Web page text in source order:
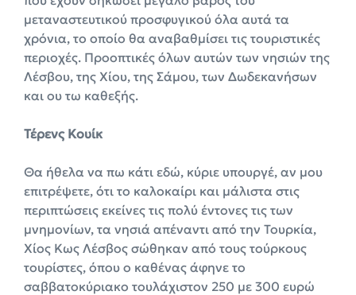
μεταναστευτικού προσφυγικού όλα αυτά τα
χρόνια, το οποίο θα αναβαθμίσει τις τουριστικές
περιοχές. Προοπτικές όλων αυτών των νησιών της
Λέσβου, της Χίου, της Σάμου, των Δωδεκανήσων
και ου τω καθεξής.
Τέρενς Κουίκ
Θα ήθελα να πω κάτι εδώ, κύριε υπουργέ, αν μου
επιτρέψετε, ότι το καλοκαίρι και μάλιστα στις
περιπτώσεις εκείνες τις πολύ έντονες τις των
μνημονίων, τα νησιά απέναντι από την Τουρκία,
Χίος Κως Λέσβος σώθηκαν από τους τούρκους
τουρίστες, όπου ο καθένας άφηνε το
σαββατοκύριακο τουλάχιστον 250 με 300 ευρώ